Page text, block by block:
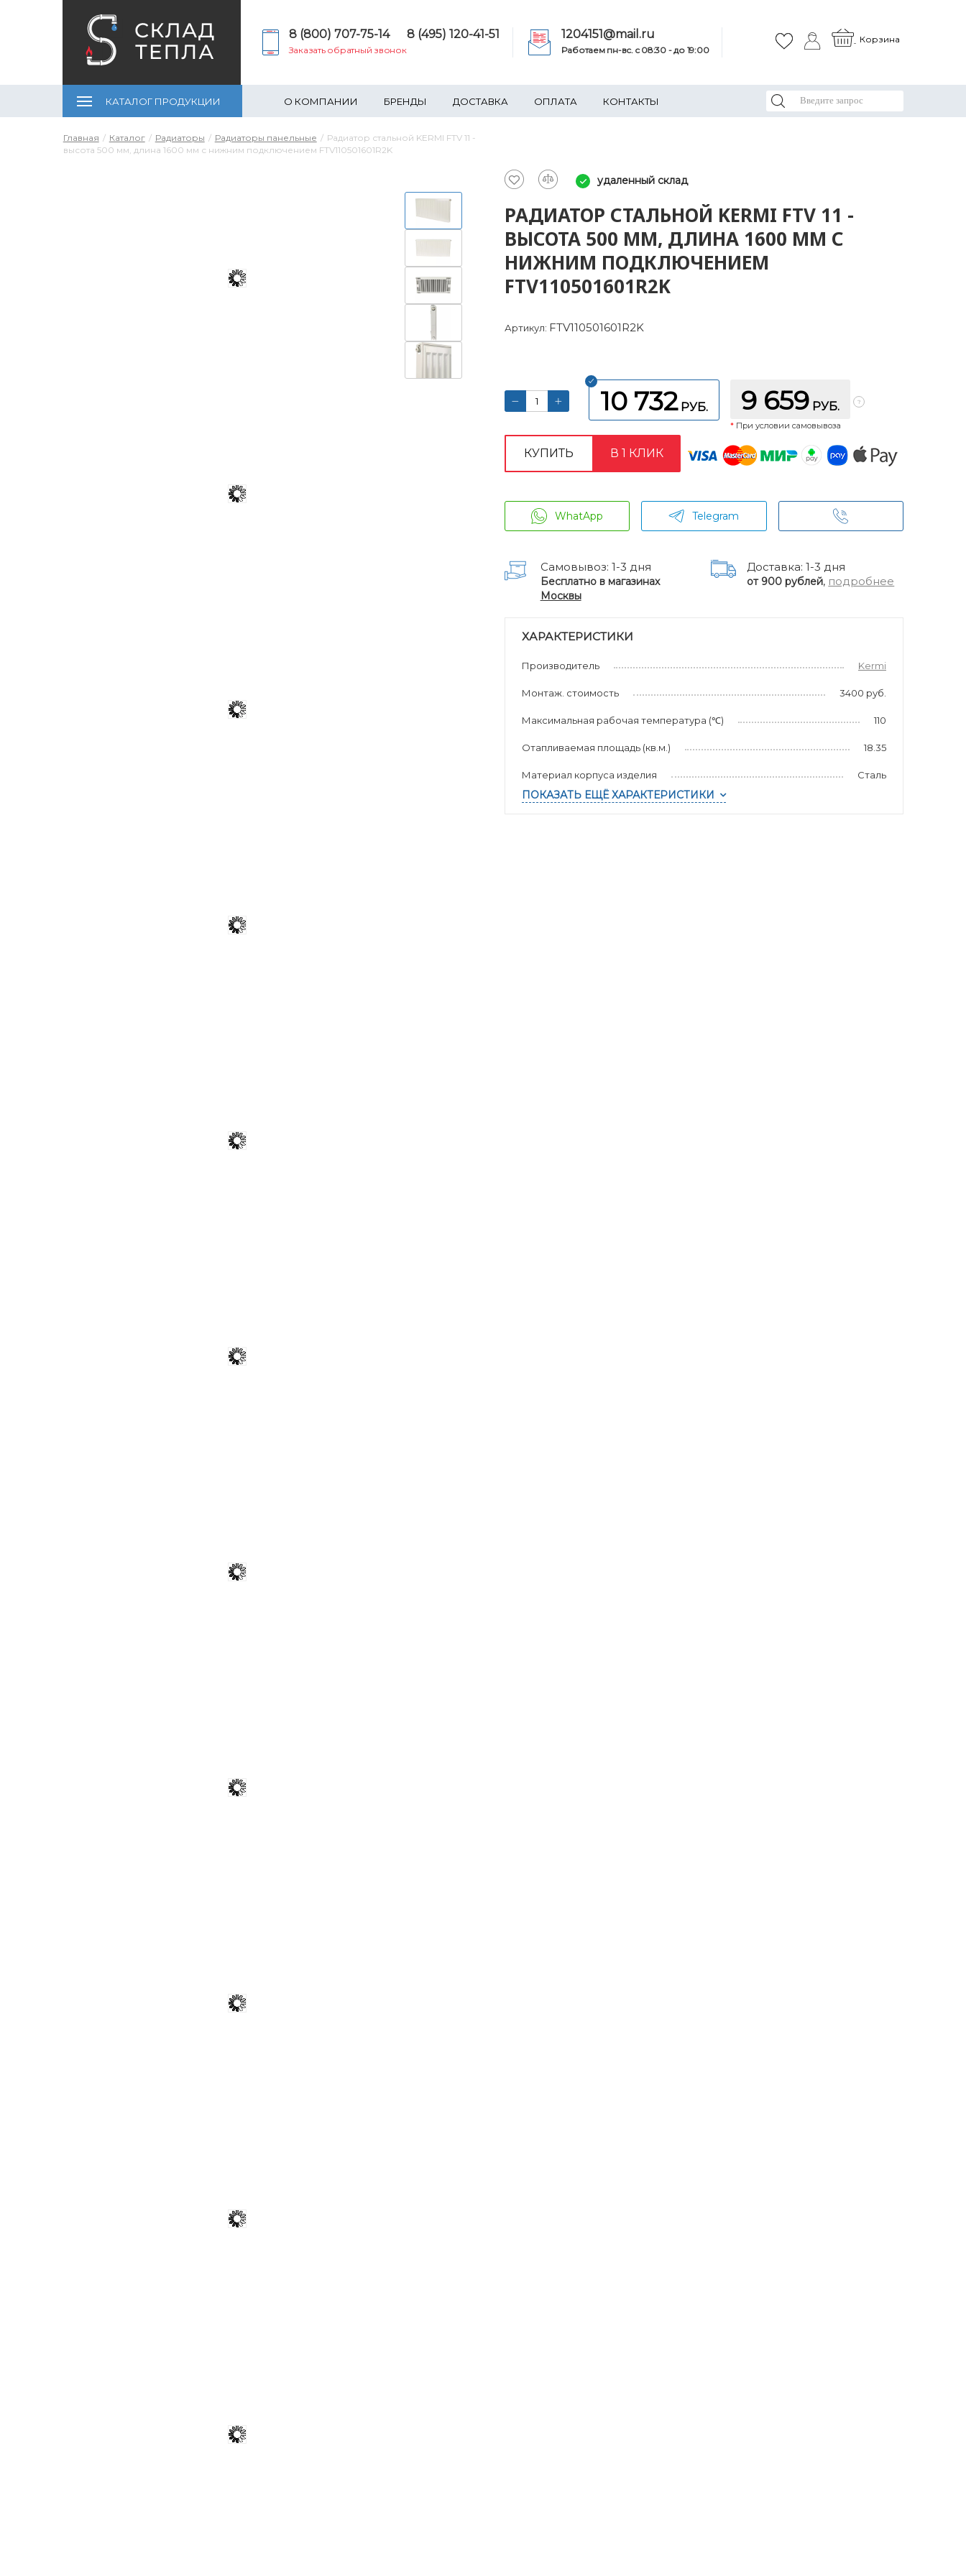
8 (800) 707-75-14 8 (495) 120-41-51
Заказать обратный звонок
1204151@mail.ru
Работаем пн-вс. c 08:30 - до 19:00
Корзина
КАТАЛОГ ПРОДУКЦИИ О КОМПАНИИ БРЕНДЫ ДОСТАВКА ОПЛАТА КОНТАКТЫ
Главная Каталог Радиаторы Радиаторы панельные
Радиатор стальной KERMI FTV 11 -
высота 500 мм, длина 1600 мм с нижним подключением FTV110501601R2K
удаленный склад
РАДИАТОР СТАЛЬНОЙ KERMI FTV 11 -
ВЫСОТА 500 ММ, ДЛИНА 1600 ММ С
НИЖНИМ ПОДКЛЮЧЕНИЕМ
FTV110501601R2K
Артикул: FTV110501601R2K
10 732 РУБ. 9 659 РУБ.
* При условии самовывоза
КУПИТЬ В 1 КЛИК
WhatApp Telegram
Самовывоз: 1-3 дня
Бесплатно в магазинах
Москвы
Доставка: 1-3 дня
от 900 рублей, подробнее
ХАРАКТЕРИСТИКИ
Производитель Kermi
Монтаж. стоимость 3400 руб.
Максимальная рабочая температура (℃) 110
Отапливаемая площадь (кв.м.) 18.35
Материал корпуса изделия Сталь
ПОКАЗАТЬ ЕЩЁ ХАРАКТЕРИСТИКИ